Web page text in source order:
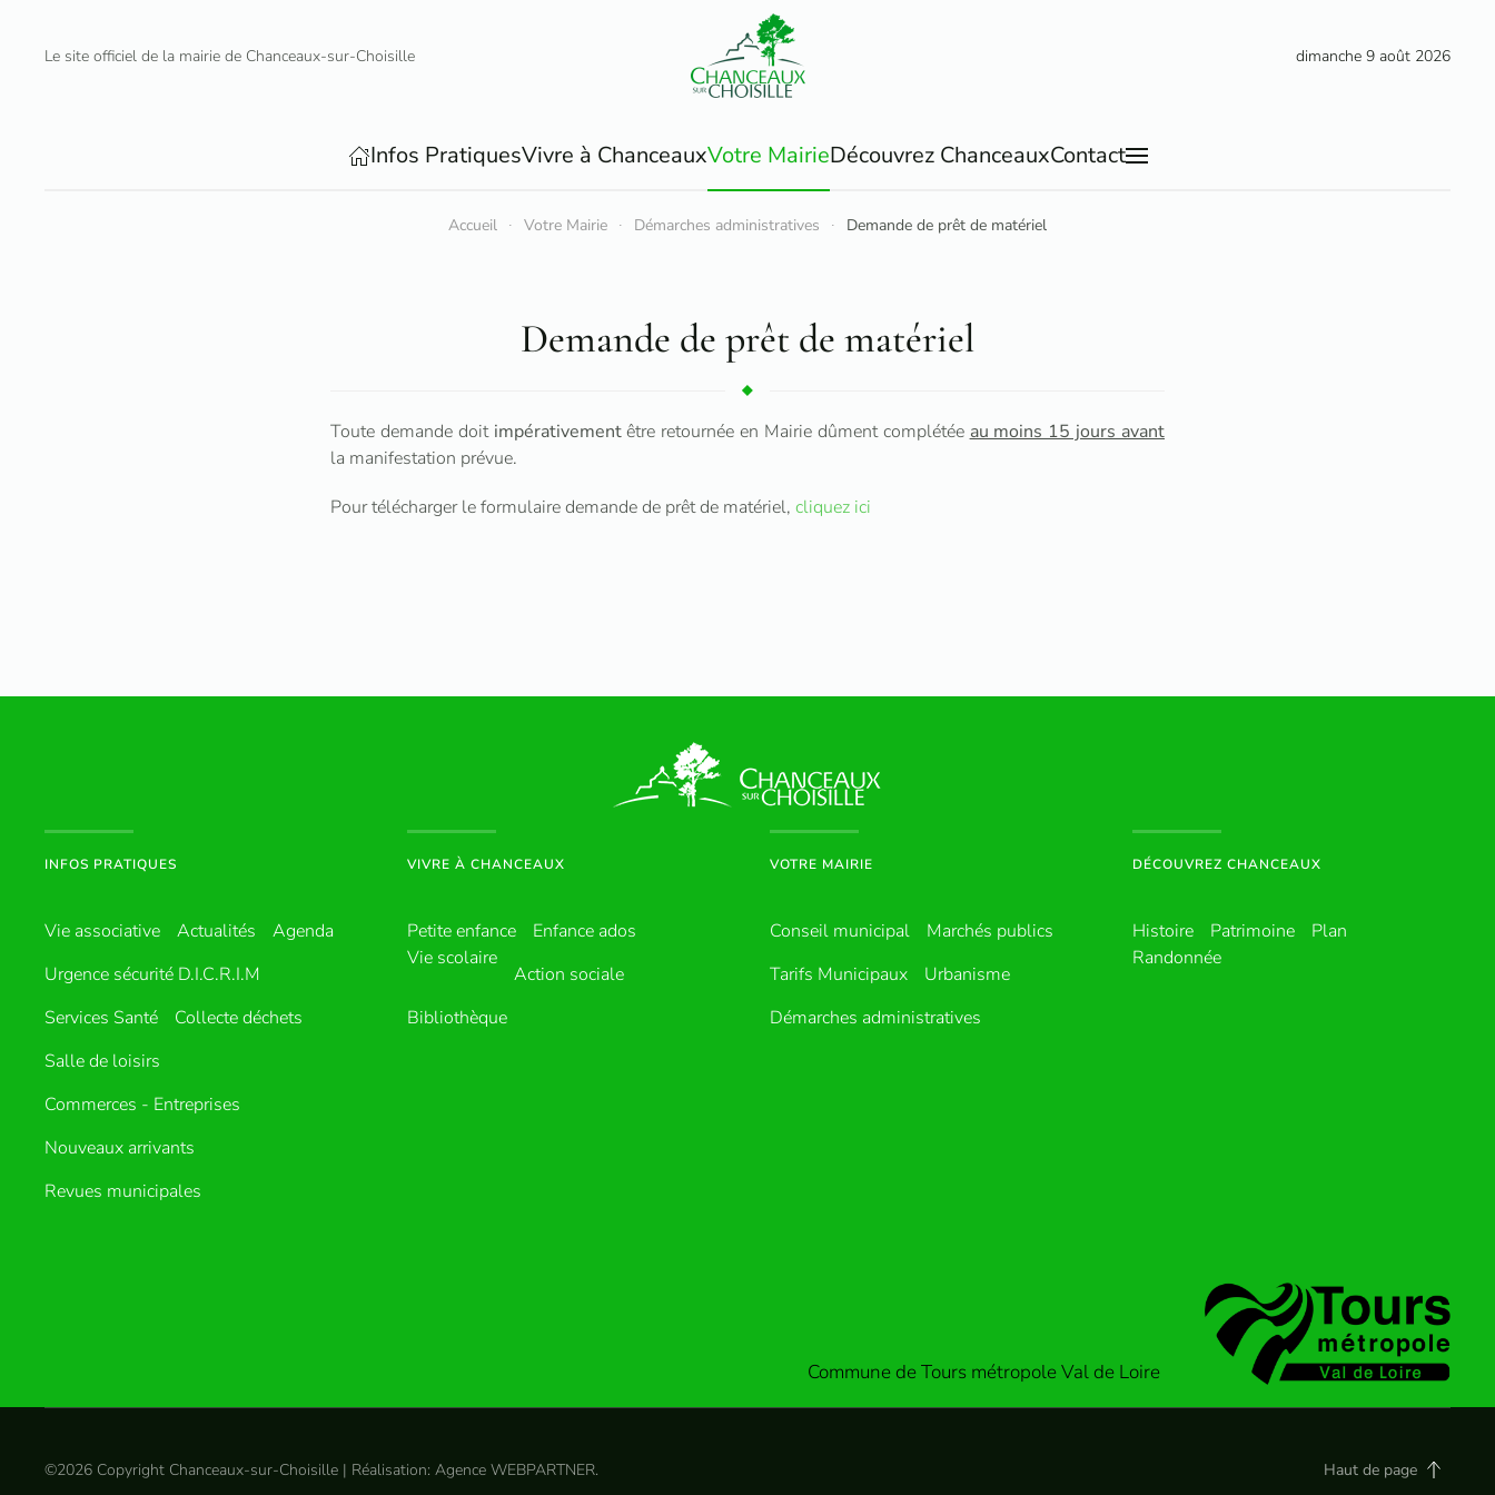
Accéder au contenu principal
Le site officiel de la mairie de Chanceaux-sur-Choisille dimanche 9 août 2026
Infos PratiquesVivre à ChanceauxVotre MairieDécouvrez ChanceauxContact
Accueil Votre Mairie Démarches administratives Demande de prêt de matériel
Demande de prêt de matériel
Toute demande doit impérativementêtre retournée en Mairie dûment complétée au moins 15 jours avant
la manifestation prévue.
Pour télécharger le formulaire demande de prêt de matériel, cliquez ici
INFOS PRATIQUES
Vie associative Actualités
Agenda
Urgence sécurité D.I.C.R.I.M
Services Santé
Collecte déchets
Salle de loisirs
Commerces - Entreprises
Nouveaux arrivants
Revues municipales
VIVRE À CHANCEAUX
Petite enfance
Enfance ados
Vie scolaire
Action sociale
Bibliothèque
VOTRE MAIRIE
Conseil municipal
Marchés publics
Tarifs Municipaux
Urbanisme
Démarches administratives
DÉCOUVREZ CHANCEAUX
Histoire Patrimoine
Plan
Randonnée
Commune de Tours métropole Val de Loire
©2026 Copyright Chanceaux-sur-Choisille | Réalisation: Agence WEBPARTNER. Haut de page